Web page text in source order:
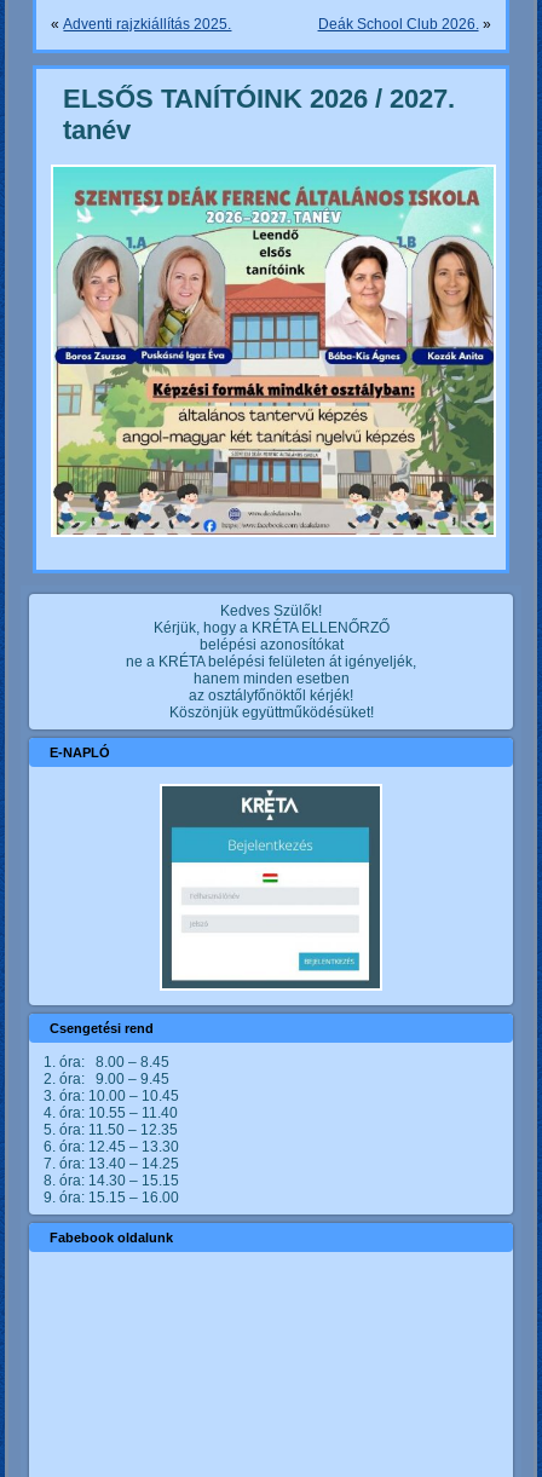
«Adventi rajzkiállítás 2025. Deák School Club 2026.»
ELSŐS TANÍTÓINK 2026 / 2027.
tanév
Kedves Szülők!
Kérjük, hogy a KRÉTA ELLENŐRZŐ
belépési azonosítókat
ne a KRÉTA belépési felületen át igényeljék,
hanem minden esetben
az osztályfőnöktől kérjék!
Köszönjük együttműködésüket!
E-NAPLÓ
Csengetési rend
1. óra: 8.00 – 8.45
2. óra: 9.00 – 9.45
3. óra: 10.00 – 10.45
4. óra: 10.55 – 11.40
5. óra: 11.50 – 12.35
6. óra: 12.45 – 13.30
7. óra: 13.40 – 14.25
8. óra: 14.30 – 15.15
9. óra: 15.15 – 16.00
Fabebook oldalunk